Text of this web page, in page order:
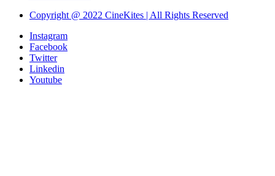
Copyright @ 2022 CineKites | All Rights Reserved
Instagram
Facebook
Twitter
Linkedin
Youtube